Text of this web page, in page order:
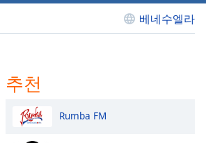
베네수엘라
추천
Rumba FM